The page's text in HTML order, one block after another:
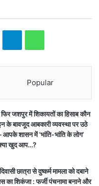
Popular
जशपुर में शिकायतों का हिसाब कौन
के बावजूद आबकारी व्यवस्था पर उठे
शासन में ‘भांति-भांति के लोग’
खुद आप…?
छात्रा से दुष्कर्म मामला को दबाने
का शिकंजा : फर्जी पंचनामा बनाने और